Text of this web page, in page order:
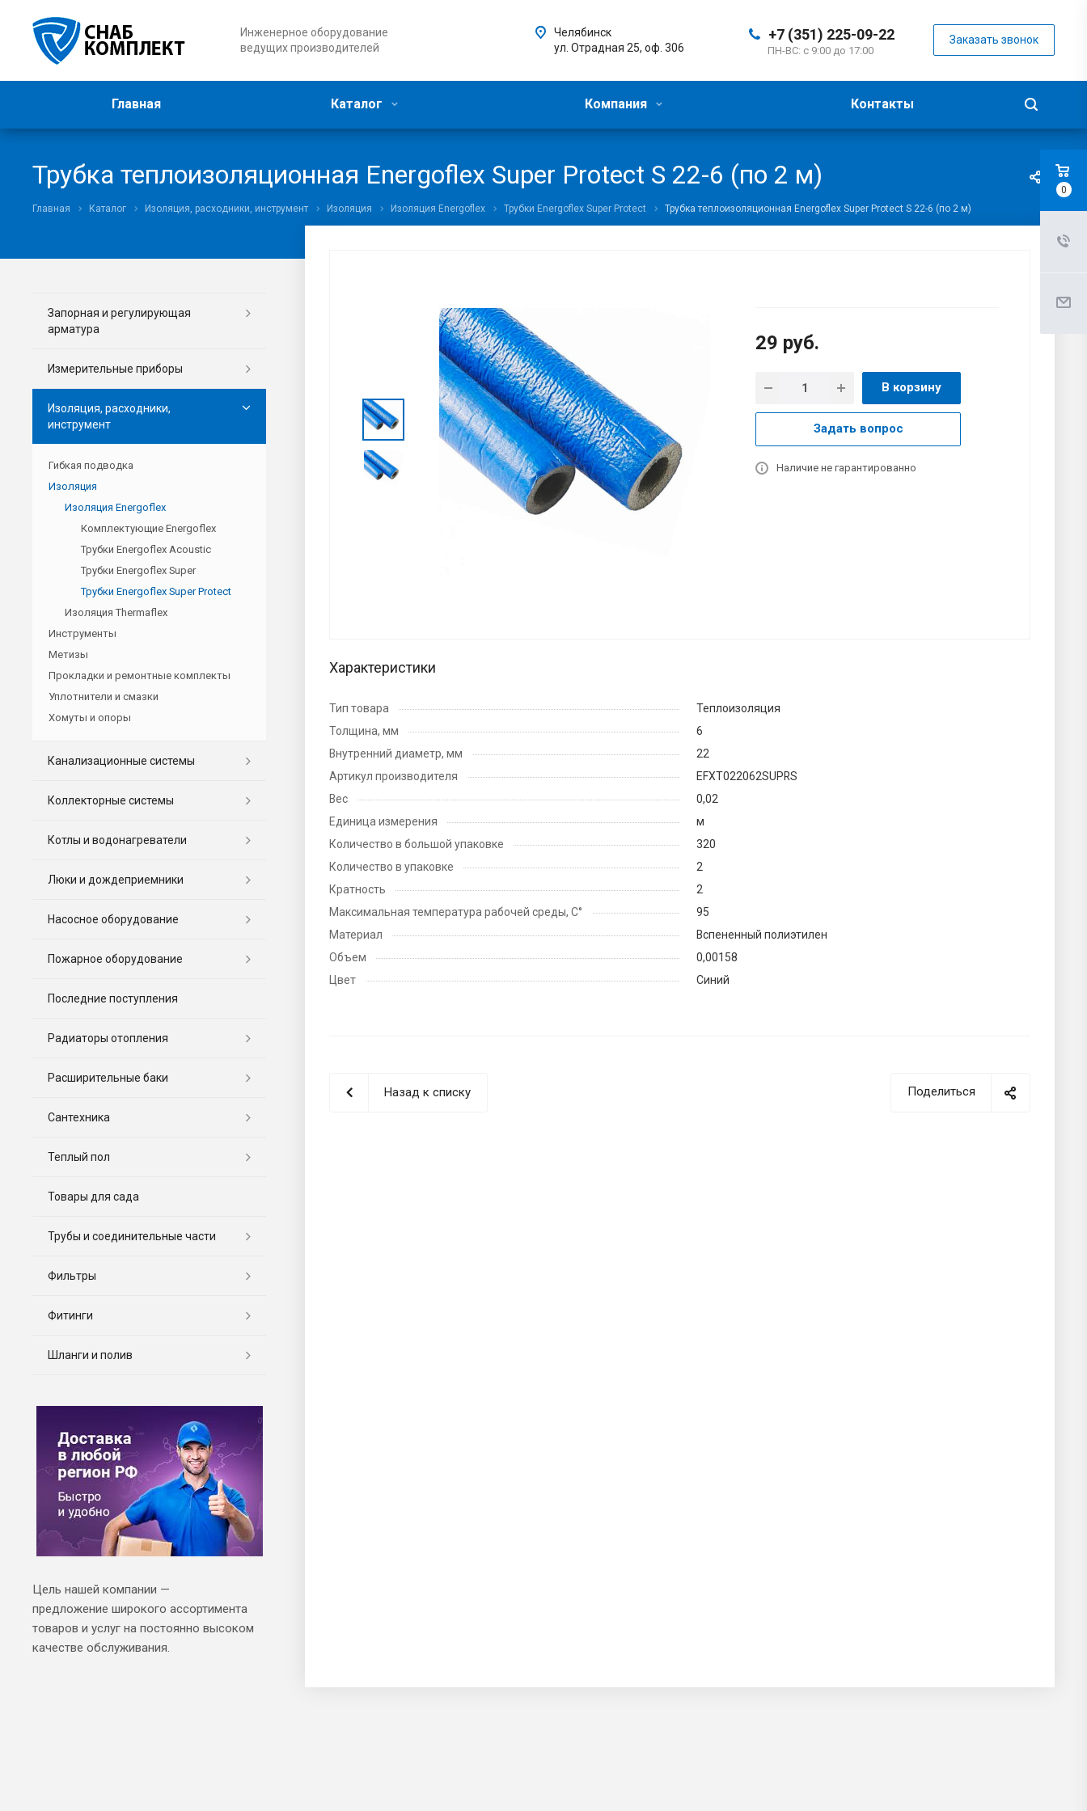
Инженерное оборудование
ведущих производителей
+7 (351) 225-09-22
ПН-ВС: с 9:00 до 17:00
Заказать звонок
Челябинск
ул. Отрадная 25, оф. 306
Главная Каталог Компания Контакты
Трубка теплоизоляционная Energoflex Super Protect S 22-6 (по 2 м)
Главная Каталог Изоляция, расходники, инструмент Изоляция Изоляция Energoflex Трубки Energoflex Super Protect Трубка теплоизоляционная Energoflex Super Protect S 22-6 (по 2 м)
29 руб.
В корзину
Задать вопрос
Наличие не гарантированно
Характеристики
Тип товара
Теплоизоляция
Толщина, мм
6
Внутренний диаметр, мм
22
Артикул производителя
EFXT022062SUPRS
Вес
0,02
Единица измерения
м
Количество в большой упаковке
320
Количество в упаковке
2
Кратность
2
Максимальная температура рабочей среды, С°
95
Материал
Вспененный полиэтилен
Объем
0,00158
Цвет
Синий
Поделиться
Назад к списку
Запорная и регулирующая
арматура
Измерительные приборы
Изоляция, расходники,
инструмент
Гибкая подводка
Изоляция
Изоляция Energoflex
Комплектующие Energoflex
Трубки Energoflex Acoustic
Трубки Energoflex Super
Трубки Energoflex Super Protect
Изоляция Thermaflex
Инструменты
Метизы
Прокладки и ремонтные комплекты
Уплотнители и смазки
Хомуты и опоры
Канализационные системы
Коллекторные системы
Котлы и водонагреватели
Люки и дождеприемники
Насосное оборудование
Пожарное оборудование
Последние поступления
Радиаторы отопления
Расширительные баки
Сантехника
Теплый пол
Товары для сада
Трубы и соединительные части
Фильтры
Фитинги
Шланги и полив
Цель нашей компании —
предложение широкого ассортимента
товаров и услуг на постоянно высоком
качестве обслуживания.
0